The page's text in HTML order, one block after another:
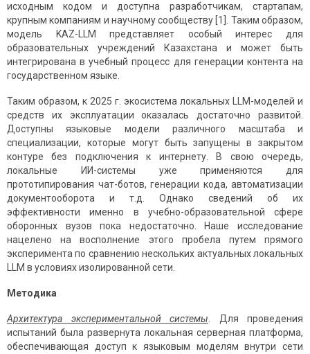
исходным кодом и доступна разработчикам, стартапам,
крупным компаниям и научному сообществу [1]. Таким образом,
модель KAZ-LLM представляет особый интерес для
образовательных учреждений Казахстана и может быть
интегрирована в учебный процесс для генерации контента на
государственном языке.
Таким образом, к 2025 г. экосистема локальных LLM-моделей и
средств их эксплуатации оказалась достаточно развитой.
Доступны языковые модели различного масштаба и
специализации, которые могут быть запущены в закрытом
контуре без подключения к интернету. В свою очередь,
локальные ИИ-системы уже применяются для
прототипирования чат-ботов, генерации кода, автоматизации
документооборота и т.д. Однако сведений об их
эффективности именно в учебно-образовательной сфере
оборонных вузов пока недостаточно. Наше исследование
нацелено на восполнение этого пробела путем прямого
эксперимента по сравнению нескольких актуальных локальных
LLM в условиях изолированной сети.
Методика
Архитектура экспериментальной системы . Для проведения
испытаний была развернута локальная серверная платформа,
обеспечивающая доступ к языковым моделям внутри сети